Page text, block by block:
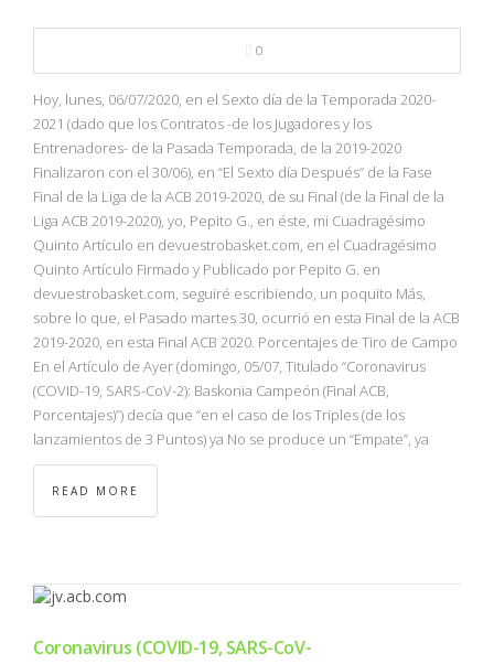
0
Hoy, lunes, 06/07/2020, en el Sexto día de la Temporada 2020-
2021 (dado que los Contratos -de los Jugadores y los
Entrenadores- de la Pasada Temporada, de la 2019-2020
Finalizaron con el 30/06), en “El Sexto día Después” de la Fase
Final de la Liga de la ACB 2019-2020, de su Final (de la Final de la
Liga ACB 2019-2020), yo, Pepito G., en éste, mi Cuadragésimo
Quinto Artículo en devuestrobasket.com, en el Cuadragésimo
Quinto Artículo Firmado y Publicado por Pepito G. en
devuestrobasket.com, seguiré escribiendo, un poquito Más,
sobre lo que, el Pasado martes 30, ocurrió en esta Final de la ACB
2019-2020, en esta Final ACB 2020. Porcentajes de Tiro de Campo
En el Artículo de Ayer (domingo, 05/07, Titulado “Coronavirus
(COVID-19, SARS-CoV-2): Baskonia Campeón (Final ACB,
Porcentajes)”) decía que “en el caso de los Triples (de los
lanzamientos de 3 Puntos) ya No se produce un “Empate”, ya
READ MORE
Coronavirus (COVID-19, SARS-CoV-